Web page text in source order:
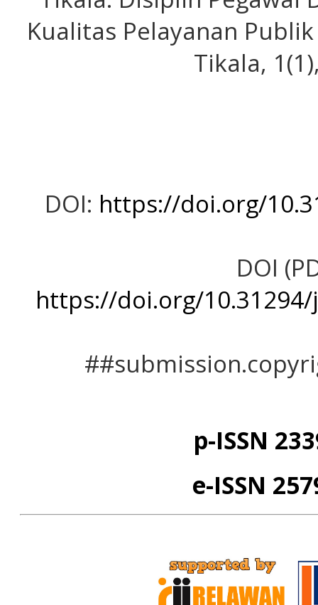
Kualitas Pelayanan
Tikala,
DOI: https://doi.org/
DOI
https://doi.org/10.31294/
p-ISSN
e-ISSN